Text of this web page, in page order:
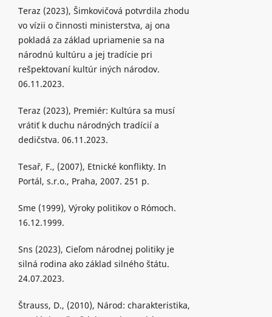
Teraz (2023), Šimkovičová potvrdila zhodu
vo vízii o činnosti ministerstva, aj ona
pokladá za základ upriamenie sa na
národnú kultúru a jej tradície pri
rešpektovaní kultúr iných národov.
06.11.2023.
Teraz (2023), Premiér: Kultúra sa musí
vrátiť k duchu národných tradícií a
dedičstva. 06.11.2023.
Tesař, F., (2007), Etnické konflikty. In
Portál, s.r.o., Praha, 2007. 251 p.
Sme (1999), Výroky politikov o Rómoch.
16.12.1999.
Sns (2023), Cieľom národnej politiky je
silná rodina ako základ silného štátu.
24.07.2023.
Štrauss, D., (2010), Národ: charakteristika,